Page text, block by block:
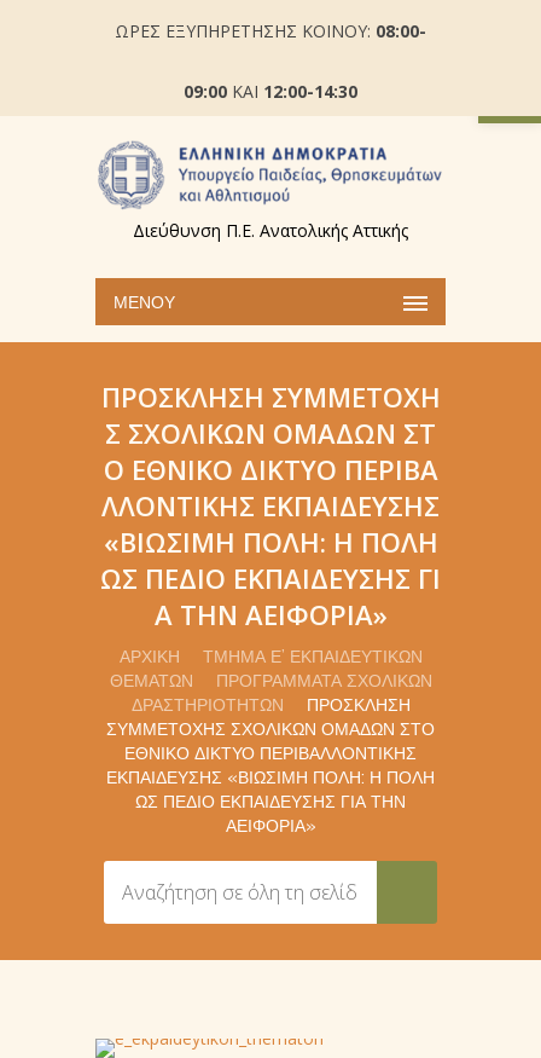
ΩΡΕΣ ΕΞΥΠΗΡΕΤΗΣΗΣ ΚΟΙΝΟΥ: 08:00-
09:00 ΚΑΙ 12:00-14:30
Διεύθυνση Π.Ε. Ανατολικής Αττικής
ΜΕΝΟΎ
ΠΡΌΣΚΛΗΣΗ ΣΥΜΜΕΤΟΧΉ
Σ ΣΧΟΛΙΚΏΝ ΟΜΆΔΩΝ ΣΤ
Ο ΕΘΝΙΚΌ ΔΊΚΤΥΟ ΠΕΡΙΒΑ
ΛΛΟΝΤΙΚΉΣ ΕΚΠΑΊΔΕΥΣΗΣ
«ΒΙΏΣΙΜΗ ΠΌΛΗ: Η ΠΌΛΗ
ΩΣ ΠΕΔΊΟ ΕΚΠΑΊΔΕΥΣΗΣ ΓΙ
Α ΤΗΝ ΑΕΙΦΟΡΊΑ»
ΑΡΧΙΚΉ
ΤΜΉΜΑ Ε’ ΕΚΠΑΙΔΕΥΤΙΚΏΝ
ΘΕΜΆΤΩΝ
ΠΡΟΓΡΆΜΜΑΤΑ ΣΧΟΛΙΚΏΝ
ΔΡΑΣΤΗΡΙΟΤΉΤΩΝ
ΠΡΌΣΚΛΗΣΗ
ΣΥΜΜΕΤΟΧΉΣ ΣΧΟΛΙΚΏΝ ΟΜΆΔΩΝ ΣΤΟ
ΕΘΝΙΚΌ ΔΊΚΤΥΟ ΠΕΡΙΒΑΛΛΟΝΤΙΚΉΣ
ΕΚΠΑΊΔΕΥΣΗΣ «ΒΙΏΣΙΜΗ ΠΌΛΗ: Η ΠΌΛΗ
ΩΣ ΠΕΔΊΟ ΕΚΠΑΊΔΕΥΣΗΣ ΓΙΑ ΤΗΝ
ΑΕΙΦΟΡΊΑ»